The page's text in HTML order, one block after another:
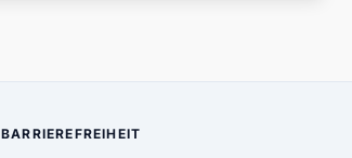
BARRIEREFREIHEIT